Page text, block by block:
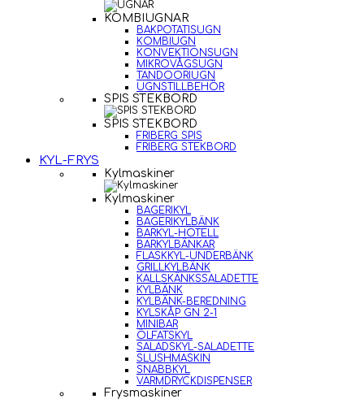
KOMBIUGNAR
BAKPOTATISUGN
KOMBIUGN
KONVEKTIONSUGN
MIKROVÅGSUGN
TANDOORIUGN
UGNSTILLBEHÖR
SPIS STEKBORD
SPIS STEKBORD
FRIBERG SPIS
FRIBERG STEKBORD
KYL-FRYS
Kylmaskiner
Kylmaskiner
BAGERIKYL
BAGERIKYLBÄNK
BARKYL-HOTELL
BARKYLBÄNKAR
FLASKKYL-UNDERBÄNK
GRILLKYLBÄNK
KALLSKÄNKSSALADETTE
KYLBÄNK
KYLBÄNK-BEREDNING
KYLSKÅP GN 2-1
MINIBAR
ÖLFATSKYL
SALADSKYL-SALADETTE
SLUSHMASKIN
SNABBKYL
VARMDRYCKDISPENSER
Frysmaskiner